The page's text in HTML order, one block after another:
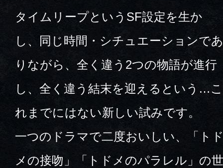
タイムリープというSF設定を生か
し、同じ時間・シチュエーションであ
りながら、全く違う2つの物語が進行
し、全く違う結末を迎えるという…こ
れまでにはない新しい試みです。
一つのドラマで二度おいしい、「ト
メの接吻」「トドメのパラレル」の世